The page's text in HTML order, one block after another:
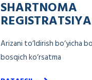
SHARTNOMA
REGISTRATSIYA
Arizani to‘ldirish bo‘yicha
bosqich ko‘rsatma